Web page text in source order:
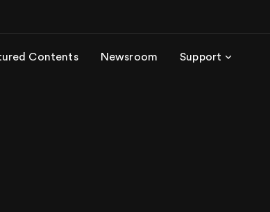
Contents Newsroom Support